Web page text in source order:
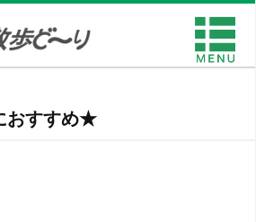
おすすめ★